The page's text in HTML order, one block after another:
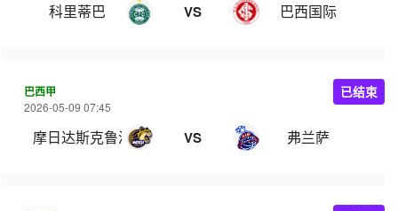
科里蒂巴 VS 巴西国际
巴西甲
2026-05-09 07:45
摩日达斯克鲁济斯 VS 弗兰萨
已结束